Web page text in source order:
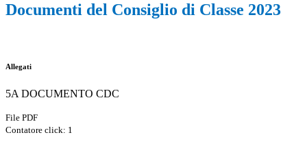
Documenti del Consiglio di Classe 2023
Allegati
5A DOCUMENTO CDC
File PDF
Contatore click: 1